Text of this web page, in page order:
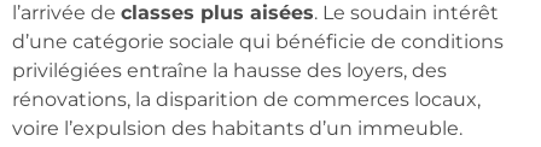
l’arrivée de classes plus aisées. Le soudain intérêt
d’une catégorie sociale qui bénéficie de conditions
privilégiées entraîne la hausse des loyers, des
rénovations, la disparition de commerces locaux,
voire l’expulsion des habitants d’un immeuble.